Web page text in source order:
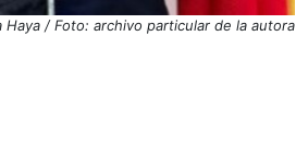
/ Foto: archivo particular de la autora